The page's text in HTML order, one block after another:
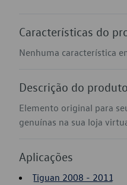
Características do
Nenhuma característica
Descrição do produto
Elemento original para
genuínas na sua loja
Aplicações
Tiguan 2008 - 2011